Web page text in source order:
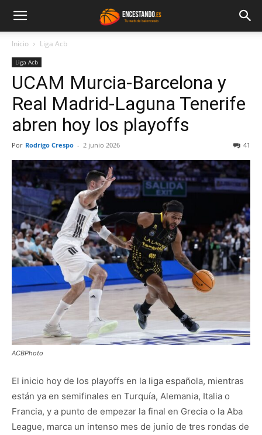
Inicio Liga Acb
Liga Acb
UCAM Murcia-Barcelona y
Real Madrid-Laguna Tenerife
abren hoy los playoffs
Por Rodrigo Crespo - 2 junio 2026 41
ACBPhoto
El inicio hoy de los playoffs en la liga española, mientras
están ya en semifinales en Turquía, Alemania, Italia o
Francia, y a punto de empezar la final en Grecia o la Aba
League, marca un intenso mes de junio de tres rondas de